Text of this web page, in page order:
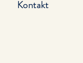
Kontakt